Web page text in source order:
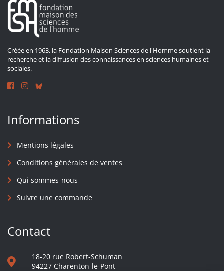
Créée en 1963, la Fondation Maison Sciences de l'Homme soutient la
recherche et la diffusion des connaissances en sciences humaines et
sociales.
Informations
Mentions légales
Conditions générales de ventes
Qui sommes-nous
Suivre une commande
Contact
18-20 rue Robert-Schuman
94227 Charenton-le-Pont